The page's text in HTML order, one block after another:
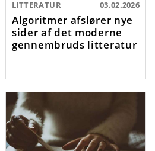
LITTERATUR 03.02.2026
Algoritmer afslører nye
sider af det moderne
gennembruds litteratur